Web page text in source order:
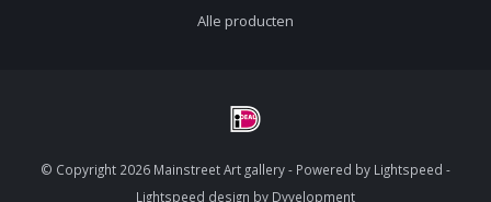
Alle producten
© Copyright 2026 Mainstreet Art gallery - Powered by Lightspeed -
Lightspeed design by Dyvelopment